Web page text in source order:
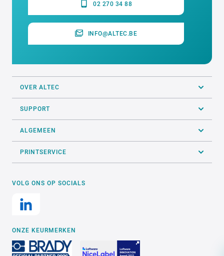
02 270 34 88
INFO@ALTEC.BE
OVER ALTEC
SUPPORT
ALGEMEEN
PRINTSERVICE
VOLG ONS OP SOCIALS
ONZE KEURMERKEN